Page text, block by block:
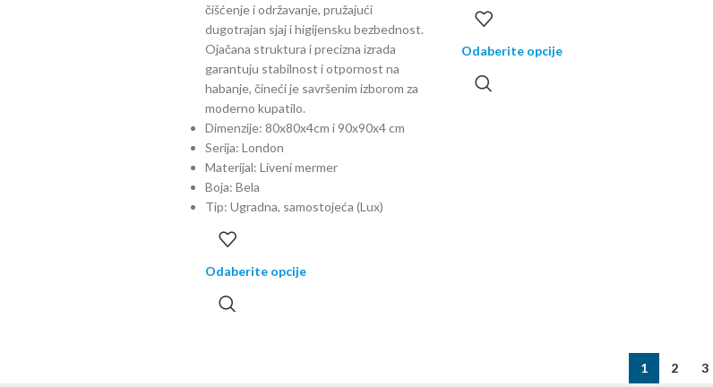
čišćenje i održavanje, pružajući
dugotrajan sjaj i higijensku bezbednost.
Ojačana struktura i precizna izrada
garantuju stabilnost i otpornost na
habanje, čineći je savršenim izborom za
moderno kupatilo.
Dimenzije: 80x80x4cm i 90x90x4 cm
Serija: London
Materijal: Liveni mermer
Boja: Bela
Tip: Ugradna, samostojeća (Lux)
Odaberite opcije
Odaberite opcije
1 2 3